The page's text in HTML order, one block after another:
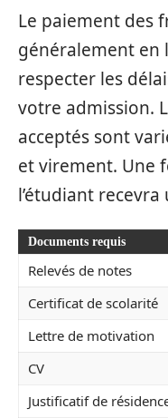
Le paiement des
généralement en
respecter les
votre admission.
acceptés sont
et virement. Une
l’étudiant
Documents requis
Relevés de notes
Certificat de scolarité
Lettre de motivation
CV
Justificatif de